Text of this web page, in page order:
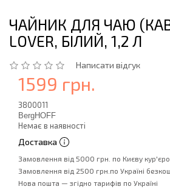
ЧАЙНИК ДЛЯ ЧАЮ
LOVER, БІЛИЙ, 1,2 Л
Написати відгук
1599 грн.
3800011
BergHOFF
Немає в наявності
Доставка
Замовлення від 5000 грн. по Києву
Замовлення від 2500 грн.по Україні
Нова пошта — згідно тарифів по Україні